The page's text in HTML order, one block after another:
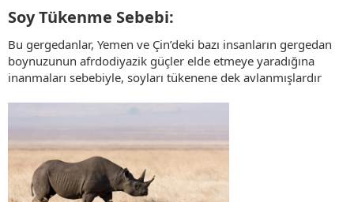
Soy Tükenme Sebebi:​
Bu gergedanlar, Yemen ve Çin’deki bazı insanların gergedan
boynuzunun afrdodiyazik güçler elde etmeye yaradığına
inanmaları sebebiyle, soyları tükenene dek avlanmışlardır